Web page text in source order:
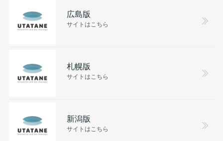
広島版
サイトはこちら
札幌版
サイトはこちら
新潟版
サイトはこちら